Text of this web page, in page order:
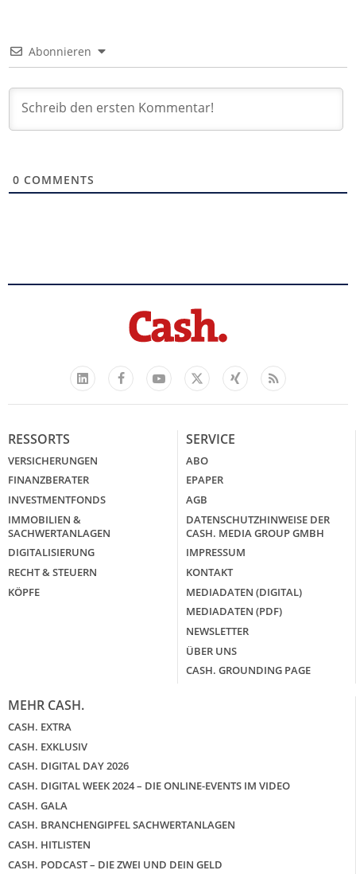
Abonnieren
0 COMMENTS
LinkedIn
FacebookYouTube
X
Xing Feed
RESSORTS
VERSICHERUNGEN
FINANZBERATER
INVESTMENTFONDS
IMMOBILIEN &
SACHWERTANLAGEN
DIGITALISIERUNG
RECHT & STEUERN
KÖPFE
SERVICE
ABO
EPAPER
AGB
DATENSCHUTZHINWEISE DER
CASH. MEDIA GROUP GMBH
IMPRESSUM
KONTAKT
MEDIADATEN (DIGITAL)
MEDIADATEN (PDF)
NEWSLETTER
ÜBER UNS
CASH. GROUNDING PAGE
MEHR CASH.
CASH. EXTRA
CASH. EXKLUSIV
CASH. DIGITAL DAY 2026
CASH. DIGITAL WEEK 2024 – DIE ONLINE-EVENTS IM VIDEO
CASH. GALA
CASH. BRANCHENGIPFEL SACHWERTANLAGEN
CASH. HITLISTEN
CASH. PODCAST – DIE ZWEI UND DEIN GELD